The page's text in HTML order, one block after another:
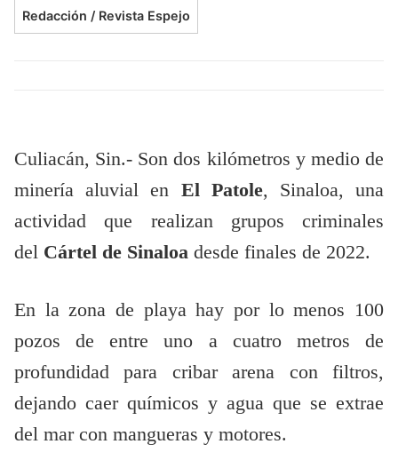
Redacción / Revista Espejo
Culiacán, Sin.- Son dos kilómetros y medio de
minería aluvial en El Patole, Sinaloa, una
actividad que realizan grupos criminales
del Cártel de Sinaloa desde finales de 2022.
En la zona de playa hay por lo menos 100
pozos de entre uno a cuatro metros de
profundidad para cribar arena con filtros,
dejando caer químicos y agua que se extrae
del mar con mangueras y motores.